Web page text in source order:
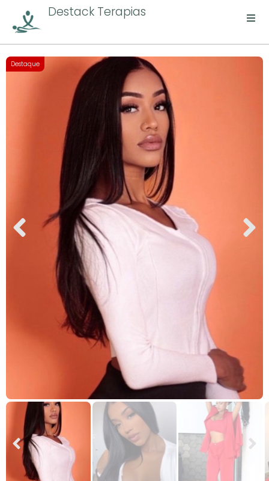
Destack Terapias
Destaque